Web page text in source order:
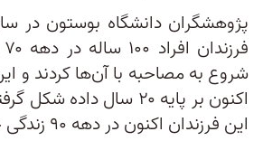
شروع به مصاحبه با آن‌ها کردند و
اکنون بر پایه ۲۰ سال
این فرزندان اکنون در دهه ۹۰ زندگی خود به سر می‌برند.